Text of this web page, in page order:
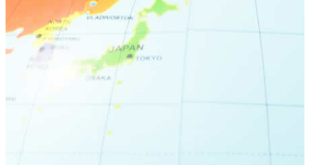
アクセス
お問い合わせ
Instagram
ATLAS International School Official
五反田インスタグラム
立川インスタグラム